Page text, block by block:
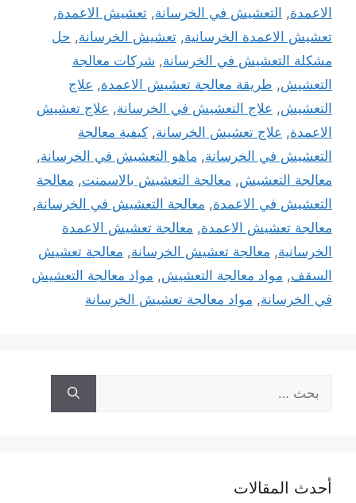
الاعمدة, التعشيش في الخرسانة, تعشيش الاعمدة,
تعشيش الاعمدة الخرسانية, تعشيش الخرسانة, حل
مشكلة التعشيش في الخرسانة, شركات معالجة
التعشيش, طريقة معالجة تعشيش الاعمدة, علاج
التعشيش, علاج التعشيش في الخرسانة, علاج تعشيش
الاعمدة, علاج تعشيش الخرسانة, كيفية معالجة
التعشيش في الخرسانة, ماهو التعشيش في الخرسانة,
معالجة التعشيش, معالجة التعشيش بالاسمنت, معالجة
التعشيش في الاعمدة, معالجة التعشيش في الخرسانة,
معالجة تعشيش الاعمدة, معالجة تعشيش الاعمدة
الخرسانية, معالجة تعشيش الخرسانة, معالجة تعشيش
السقف, مواد معالجة التعشيش, مواد معالجة التعشيش
في الخرسانة, مواد معالجة تعشيش الخرسانة
عن:
أحدث المقالات